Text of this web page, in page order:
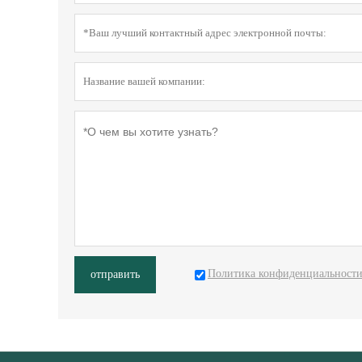
отправить Политика конфиденциальности